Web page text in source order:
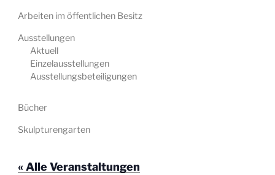
Arbeiten im öffentlichen Besitz
Ausstellungen
Aktuell
Einzelausstellungen
Ausstellungsbeteiligungen
Bücher
Skulpturengarten
« Alle Veranstaltungen